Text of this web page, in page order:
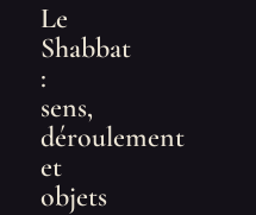
Le
Shabbat
:
sens,
déroulement
et
objets